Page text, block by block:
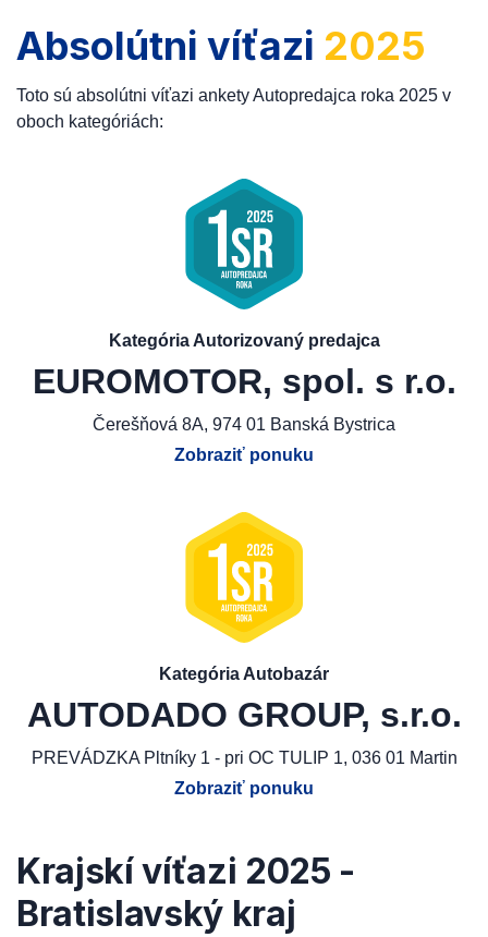
Absolútni víťazi 2025
Toto sú absolútni víťazi ankety Autopredajca roka 2025 v
oboch kategóriách:
Kategória Autorizovaný predajca
EUROMOTOR, spol. s r.o.
Čerešňová 8A, 974 01 Banská Bystrica
Zobraziť ponuku
Kategória Autobazár
AUTODADO GROUP, s.r.o.
PREVÁDZKA Pltníky 1 - pri OC TULIP 1, 036 01 Martin
Zobraziť ponuku
Krajskí víťazi 2025 -
Bratislavský kraj